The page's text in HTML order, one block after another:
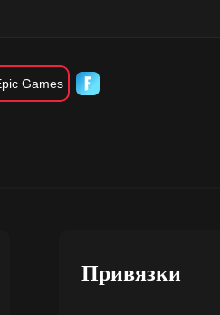
Games
Привязки